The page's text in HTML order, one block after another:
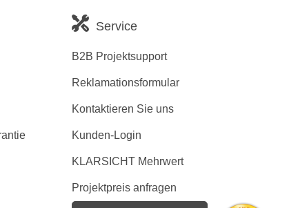
Service
B2B Projektsupport
Reklamationsformular
Kontaktieren Sie uns
Kunden-Login
KLARSICHT Mehrwert
Projektpreis anfragen